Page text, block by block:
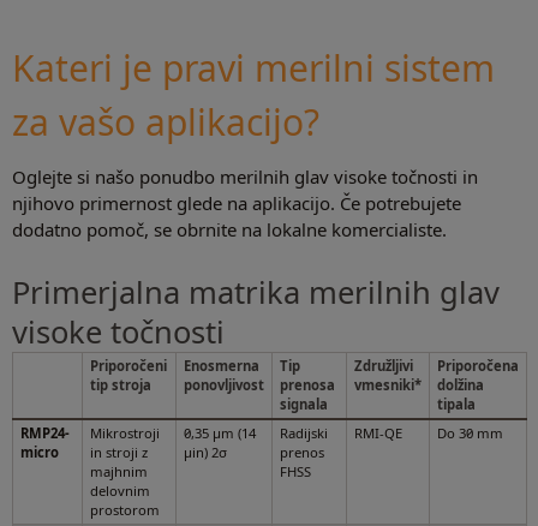
Kateri je pravi merilni sistem
za vašo aplikacijo?
Oglejte si našo ponudbo merilnih glav visoke točnosti in
njihovo primernost glede na aplikacijo. Če potrebujete
dodatno pomoč, se obrnite na lokalne komercialiste.
Primerjalna matrika merilnih glav
visoke točnosti
Priporočeni
tip stroja
Enosmerna
ponovljivost
Tip
prenosa
signala
Združljivi
vmesniki*
Priporočena
dolžina
tipala
RMP24-
micro
Mikrostroji
in stroji z
majhnim
delovnim
prostorom
0,35 µm (14
µin) 2σ
Radijski
prenos
FHSS
RMI-QE Do 30 mm